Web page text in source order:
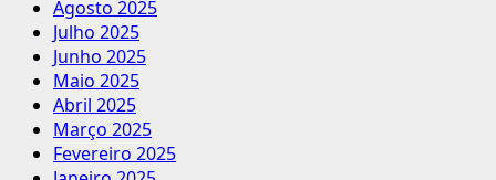
Agosto 2025
Julho 2025
Junho 2025
Maio 2025
Abril 2025
Março 2025
Fevereiro 2025